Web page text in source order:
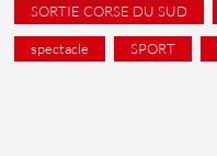
SORTIE CORSE DU SUD
spectacle SPORT